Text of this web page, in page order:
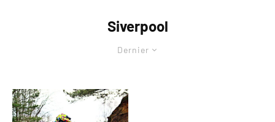
Siverpool
Dernier